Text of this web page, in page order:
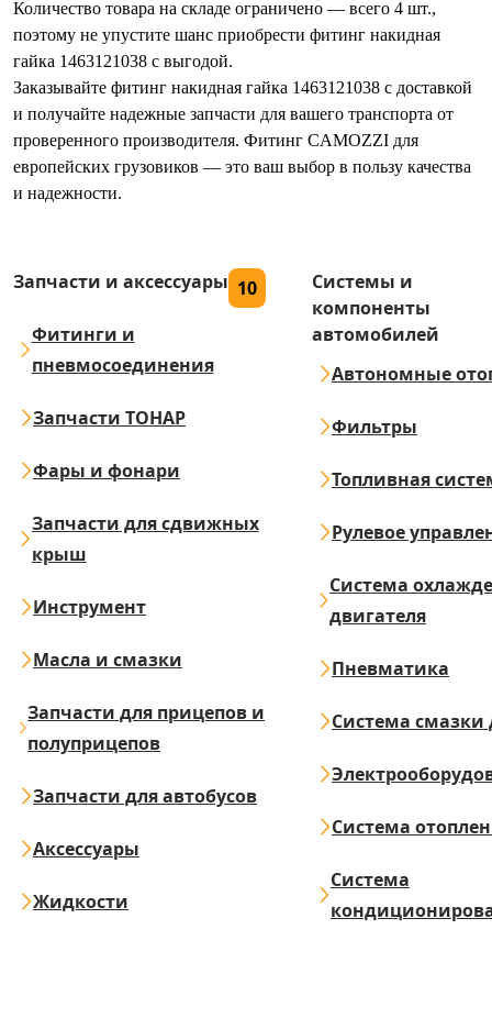
Количество товара на складе ограничено — всего 4 шт.,
поэтому не упустите шанс приобрести фитинг накидная
гайка 1463121038 с выгодой.
Заказывайте фитинг накидная гайка 1463121038 с доставкой
и получайте надежные запчасти для вашего транспорта от
проверенного производителя. Фитинг CAMOZZI для
европейских грузовиков — это ваш выбор в пользу качества
и надежности.
Запчасти и аксессуары 10
Фитинги и
пневмосоединения
Запчасти ТОНАР
Фары и фонари
Запчасти для сдвижных
крыш
Инструмент
Масла и смазки
Запчасти для прицепов и
полуприцепов
Запчасти для автобусов
Аксессуары
Жидкости
Системы и
компоненты
автомобилей
Автономные
Фильтры
Топливная
Рулевое
Система
двигателя
Пневматика
Система смазки
Система
Система